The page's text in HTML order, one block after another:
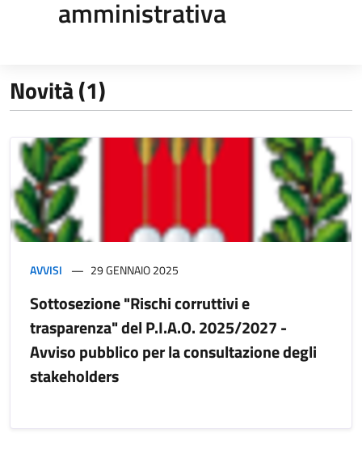
amministrativa
Novità (1)
AVVISI 29 GENNAIO 2025
Sottosezione "Rischi corruttivi e
trasparenza" del P.I.A.O. 2025/2027 -
Avviso pubblico per la consultazione degli
stakeholders